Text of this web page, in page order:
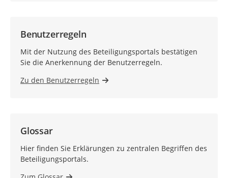
Benutzerregeln
Mit der Nutzung des Beteiligungsportals bestätigen
Sie die Anerkennung der Benutzerregeln.
Zu den Benutzerregeln
Glossar
Hier finden Sie Erklärungen zu zentralen Begriffen des
Beteiligungsportals.